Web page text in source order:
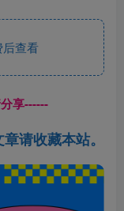
查看
享------
请收藏本站。